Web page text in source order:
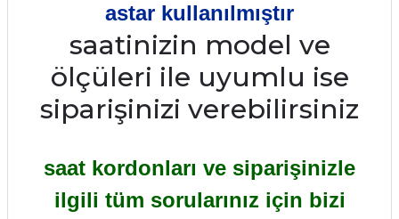
astar kullanılmıştır
saatinizin model ve
ölçüleri ile uyumlu ise
siparişinizi verebilirsiniz
saat kordonları ve siparişinizle
ilgili tüm sorularınız için bizi